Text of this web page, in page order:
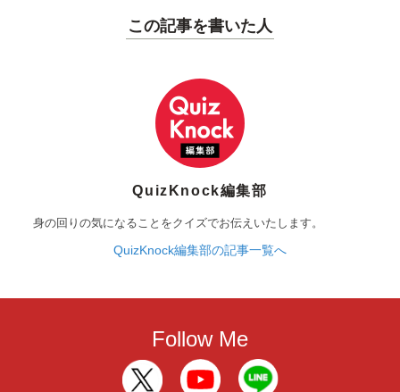
この記事を書いた人
QuizKnock編集部
身の回りの気になることをクイズでお伝えいたします。
QuizKnock編集部の記事一覧へ
Follow Me